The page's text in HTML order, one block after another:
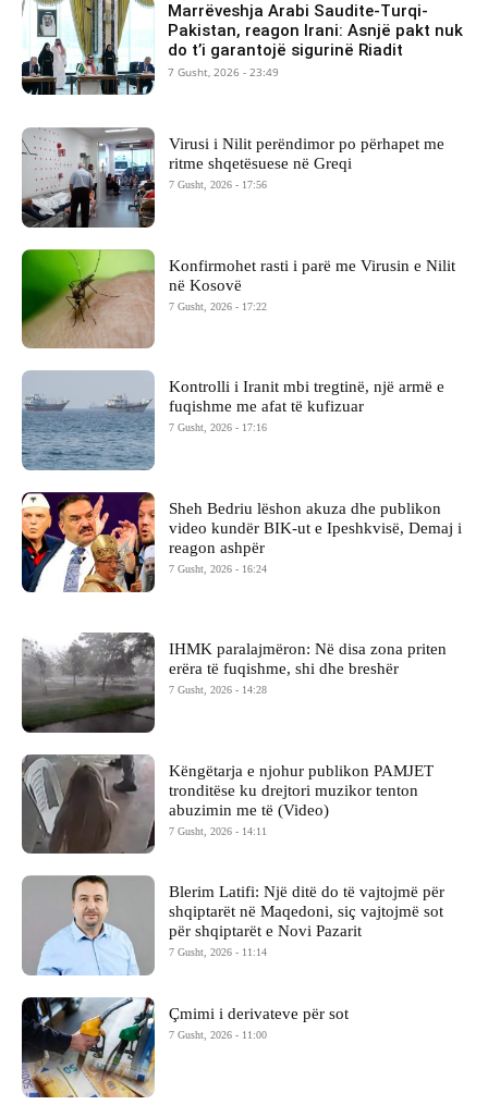
Marrëveshja Arabi Saudite-Turqi-
Pakistan, reagon Irani: Asnjë pakt nuk
do t’i garantojë sigurinë Riadit
7 Gusht, 2026 - 23:49
Virusi i Nilit perëndimor po përhapet me
ritme shqetësuese në Greqi
7 Gusht, 2026 - 17:56
Konfirmohet rasti i parë me Virusin e Nilit
në Kosovë
7 Gusht, 2026 - 17:22
Kontrolli i Iranit mbi tregtinë, një armë e
fuqishme me afat të kufizuar
7 Gusht, 2026 - 17:16
Sheh Bedriu lëshon akuza dhe publikon
video kundër BIK-ut e Ipeshkvisë, Demaj i
reagon ashpër
7 Gusht, 2026 - 16:24
IHMK paralajmëron: Në disa zona priten
erëra të fuqishme, shi dhe breshër
7 Gusht, 2026 - 14:28
Këngëtarja e njohur publikon PAMJET
tronditëse ku drejtori muzikor tenton
abuzimin me të (Video)
7 Gusht, 2026 - 14:11
Blerim Latifi: Një ditë do të vajtojmë për
shqiptarët në Maqedoni, siç vajtojmë sot
për shqiptarët e Novi Pazarit
7 Gusht, 2026 - 11:14
Çmimi i derivateve për sot
7 Gusht, 2026 - 11:00